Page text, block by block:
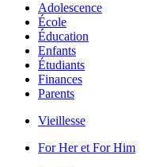
Adolescence
École
Éducation
Enfants
Étudiants
Finances
Parents
Vieillesse
For Her et For Him